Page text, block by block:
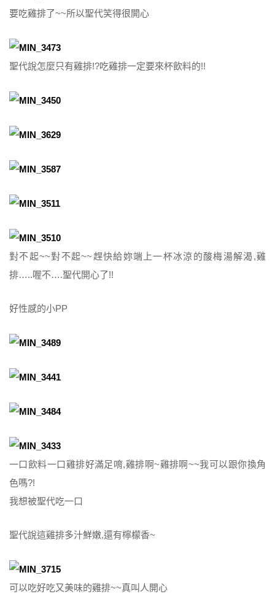
要吃雞排了~~所以聖代笑得很開心
聖代說怎麼只有雞排!?吃雞排一定要來杯飲料的!!
對不起~~對不起~~趕快給妳端上一杯冰涼的酸梅湯解渴,雞
排…..喔不….聖代開心了!!
好性感的小PP
一口飲料一口雞排好滿足唷,雞排啊~雞排啊~~我可以跟你換角
色嗎?!
我想被聖代吃一口
聖代說這雞排多汁鮮嫩,還有檸檬香~
可以吃好吃又美味的雞排~~真叫人開心